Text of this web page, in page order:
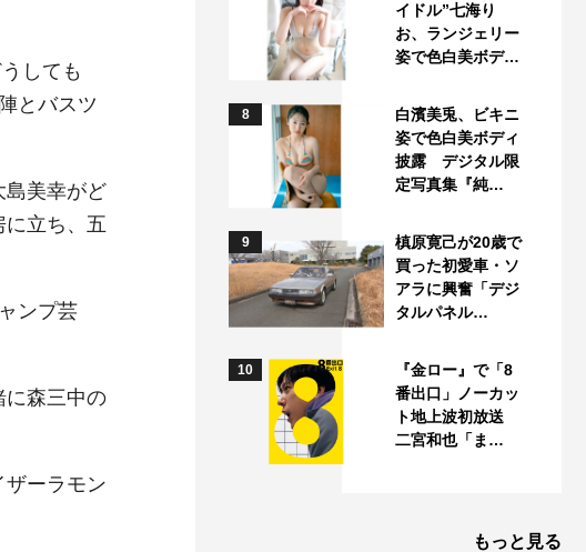
しても
とバスツ
島美幸がど
立ち、五
ンプ芸
に森三中の
ーラモン
イドル”七海り
お、ランジェリー
姿で色白美ボデ…
8
白濱美兎、ビキニ
姿で色白美ボディ
披露 デジタル限
定写真集『純…
9
槙原寛己が20歳で
買った初愛車・ソ
アラに興奮「デジ
タルパネル…
10
『金ロー』で「8
番出口」ノーカッ
ト地上波初放送
二宮和也「ま…
もっと見る